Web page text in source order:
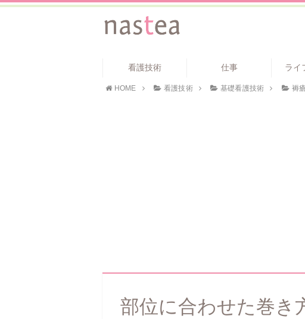
看護技術 仕事 ライ
HOME 看護技術 基礎看護技術 褥
部位に合わせた巻き